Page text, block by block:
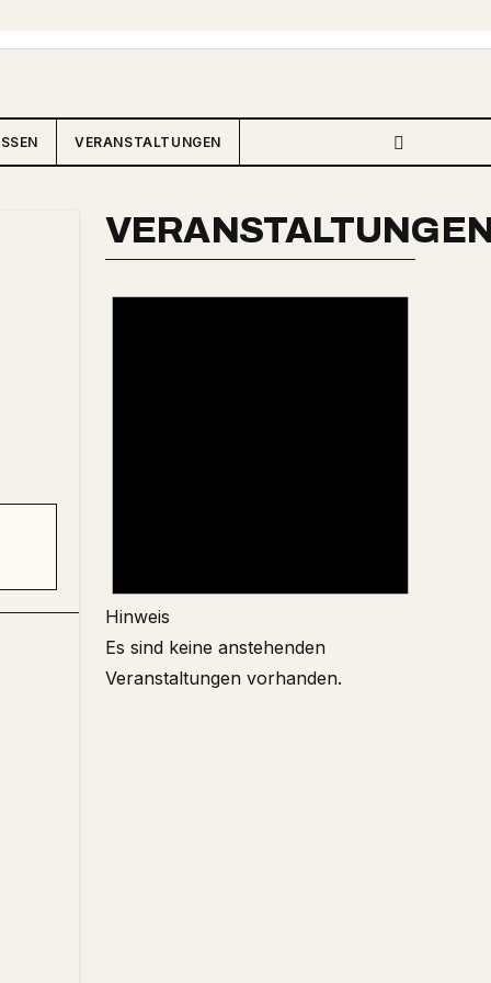
VERANSTALTUNGEN
Hinweis
Es sind keine anstehenden
Veranstaltungen vorhanden.